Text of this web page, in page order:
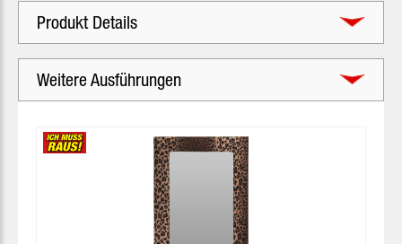
Produkt Details
Weitere Ausführungen